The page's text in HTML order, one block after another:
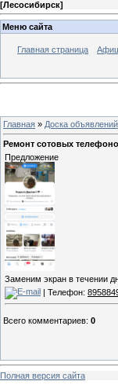
[Лесосибирск]
Меню сайта
Главная страница
Главная » Доска объявлений
Ремонт сотовых
Предложение
Заменим экран в течении
| Телефон:
Всего комментариев: 0
Полная версия сайта